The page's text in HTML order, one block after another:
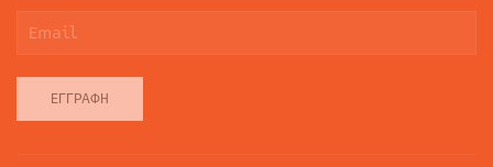
ΕΓΓΡΑΦΉ